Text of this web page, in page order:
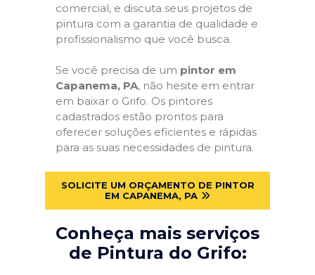
comercial, e discuta seus projetos de
pintura com a garantia de qualidade e
profissionalismo que você busca.
Se você precisa de um pintor em
Capanema, PA, não hesite em entrar
em baixar o Grifo. Os pintores
cadastrados estão prontos para
oferecer soluções eficientes e rápidas
para as suas necessidades de pintura.
SOLICITE UM ORÇAMENTO DE PINTOR
EM CAPANEMA, PA
Conheça mais serviços
de Pintura do Grifo: